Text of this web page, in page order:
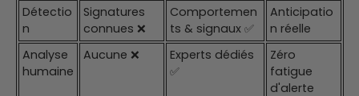
Détectio
n
Signatures
connues ❌
Comportemen
ts & signaux ✅
Anticipatio
n réelle
Analyse
humaine
Aucune ❌
Experts dédiés
✅
Zéro
fatigue
d'alerte